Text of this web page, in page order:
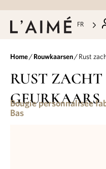
FR
Home/Rouwkaarsen/ Rust
RUST
GEURKAARS
Bougie personnalisée
Bas